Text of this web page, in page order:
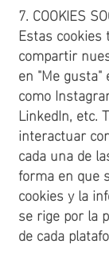
7. COOKIES
Estas
compartir
en "Me
como
LinkedIn, etc.
interactuar
cada una de
forma en que
cookies y la
se rige por la
de cada